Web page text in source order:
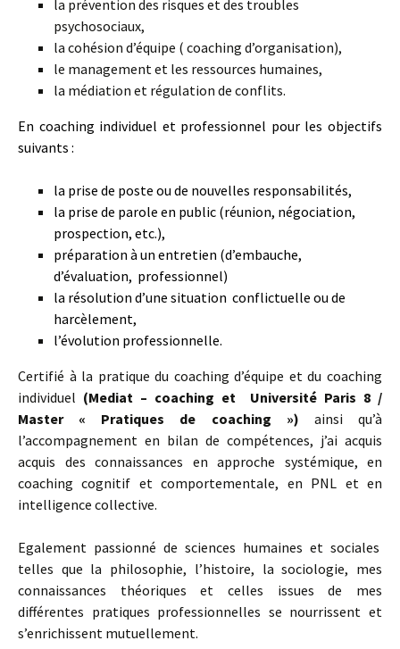
la prévention des risques et des troubles
psychosociaux,
la cohésion d’équipe ( coaching d’organisation),
le management et les ressources humaines,
la médiation et régulation de conflits.
En coaching individuel et professionnel pour les objectifs
suivants :
la prise de poste ou de nouvelles responsabilités,
la prise de parole en public (réunion, négociation,
prospection, etc.),
préparation à un entretien (d’embauche,
d’évaluation, professionnel)
la résolution d’une situation conflictuelle ou de
harcèlement,
l’évolution professionnelle.
Certifié à la pratique du coaching d’équipe et du coaching
individuel (Mediat – coaching et Université Paris 8 /
Master « Pratiques de coaching ») ainsi qu’à
l’accompagnement en bilan de compétences, j’ai acquis
acquis des connaissances en approche systémique, en
coaching cognitif et comportementale, en PNL et en
intelligence collective.
Egalement passionné de sciences humaines et sociales
telles que la philosophie, l’histoire, la sociologie, mes
connaissances théoriques et celles issues de mes
différentes pratiques professionnelles se nourrissent et
s’enrichissent mutuellement.